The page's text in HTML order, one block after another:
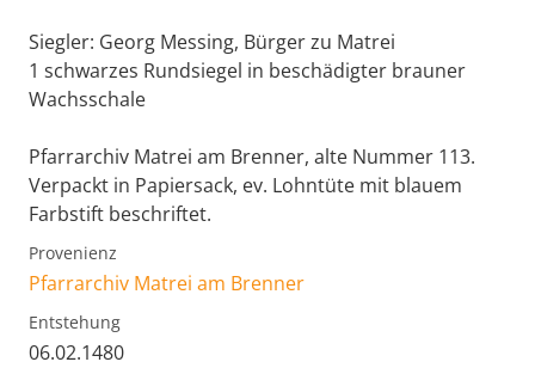
Siegler: Georg Messing, Bürger zu Matrei
1 schwarzes Rundsiegel in beschädigter brauner
Wachsschale
Pfarrarchiv Matrei am Brenner, alte Nummer 113.
Verpackt in Papiersack, ev. Lohntüte mit blauem
Farbstift beschriftet.
Provenienz
Pfarrarchiv Matrei am Brenner
Entstehung
06.02.1480